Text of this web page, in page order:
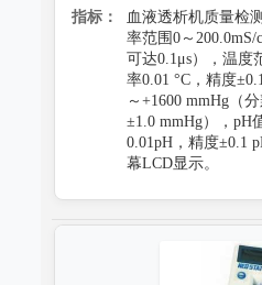
指标：
血液透析机质量检
率范围0～
可达0.1μs），温度
率0.01 °C，精度
～+1600 mmHg（
±1.0 mmHg），pH
0.01pH，精度±0.1
幕LCD显示。